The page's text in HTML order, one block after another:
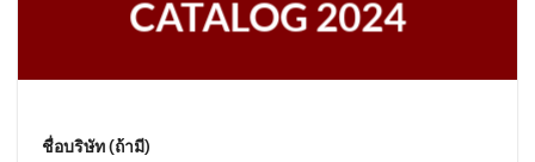
CATALOG 2024
ชื่อบริษัท (ถ้ามี)